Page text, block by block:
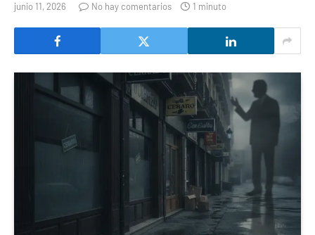
junio 11, 2026 No hay comentarios 1 minuto